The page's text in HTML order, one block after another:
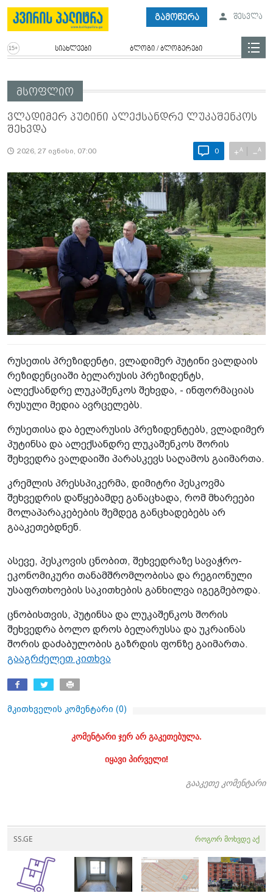
გამოწერა შესვლა
სიახლეები ბლოგი / ბლოგერები
მსოფლიო
ვლადიმერ პუტინი ალექსანდრე ლუკაშენკოს
შეხვდა
2026, 27 ივნისი, 07:00 0 +A −A
რუსეთის პრეზიდენტი, ვლადიმერ პუტინი ვალდაის
რეზიდენციაში ბელარუსის პრეზიდენტს,
ალექსანდრე ლუკაშენკოს შეხვდა, - ინფორმაციას
რუსული მედია ავრცელებს.
რუსეთისა და ბელარუსის პრეზიდენტებს, ვლადიმერ
პუტინსა და ალექსანდრე ლუკაშენკოს შორის
შეხვედრა ვალდაიში პარასკევს საღამოს გაიმართა.
კრემლის პრესსპიკერმა, დიმიტრი პესკოვმა
შეხვედრის დაწყებამდე განაცხადა, რომ მხარეები
მოლაპარაკებების შემდეგ განცხადებებს არ
გააკეთებდნენ.
ასევე, პესკოვის ცნობით, შეხვედრაზე სავაჭრო-
ეკონომიკური თანამშრომლობისა და რეგიონული
უსაფრთხოების საკითხების განხილვა იგეგმებოდა.
ცნობისთვის, პუტინსა და ლუკაშენკოს შორის
შეხვედრა ბოლო დროს ბელარუსსა და უკრაინას
შორის დაძაბულობის გაზრდის ფონზე გაიმართა.
გააგრძელეთ კითხვა
მკითხველის კომენტარი (0)
კომენტარი ჯერ არ გაკეთებულა.
იყავი პირველი!
გააკეთე კომენტარი
SS.GE როგორ მოხვდე აქ